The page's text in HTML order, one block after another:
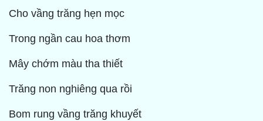
Cho vầng trăng hẹn mọc
Trong ngần cau hoa thơm
Mây chớm màu tha thiết
Trăng non nghiêng qua rồi
Bom rung vầng trăng khuyết